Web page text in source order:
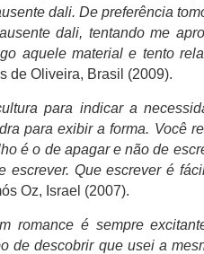
dali. De preferência
dali, tentando me
aquele material e tento
de Oliveira, Brasil (2009).
para indicar a
para exibir a forma. Você
é o de apagar e não de
escrever. Que escrever é
Oz, Israel (2007).
romance é sempre
de descobrir que usei a